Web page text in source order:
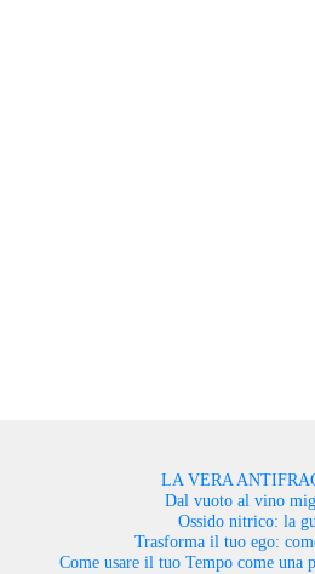
LA VERA
Dal vuoto al vino
Ossido nitrico: la
Trasforma il tuo ego:
Come usare il tuo Tempo come una